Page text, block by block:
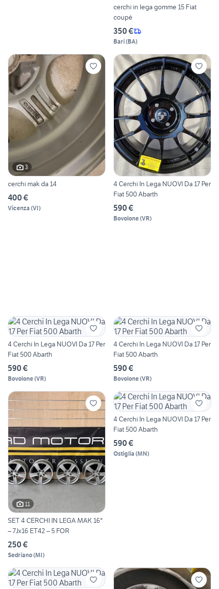
cerchi in lega gomme 15 Fiat
coupé
350 €
Bari(BA)
3
cerchi mak da 14
400 €
Vicenza (VI)
4 Cerchi In Lega NUOVI Da 17 Per
Fiat 500 Abarth
590 €
Bovolone(VR)
4 Cerchi In Lega NUOVI Da 17 Per
Fiat 500 Abarth
590 €
Bovolone(VR)
4 Cerchi In Lega NUOVI Da 17 Per
Fiat 500 Abarth
590 €
Bovolone(VR)
11
SET 4 CERCHI IN LEGA MAK 16"
– 7Jx16 ET42 – 5 FOR
250 €
Sedriano(MI)
4 Cerchi In Lega NUOVI Da 17 Per
Fiat 500 Abarth
590 €
Ostiglia (MN)